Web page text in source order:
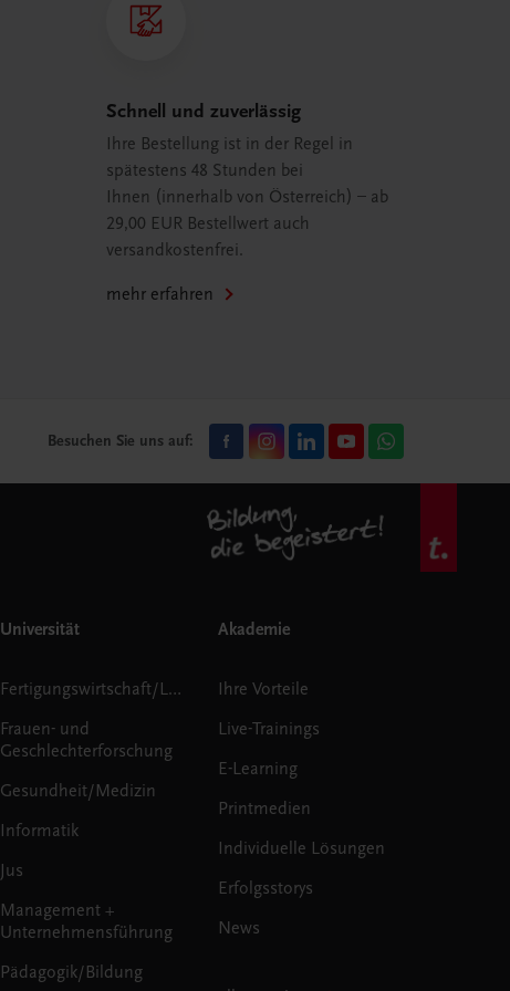
Schnell und zuverlässig
Ihre Bestellung ist in der Regel in
spätestens 48 Stunden bei
Ihnen (innerhalb von Österreich) – ab
29,00 EUR Bestellwert auch
versandkostenfrei.
mehr erfahren
Besuchen Sie uns auf:
Universität
Fertigungswirtschaft/Logistik
Frauen- und
Geschlechterforschung
Gesundheit/Medizin
Informatik
Jus
Management +
Unternehmensführung
Pädagogik/Bildung
Akademie
Ihre Vorteile
Live-Trainings
E-Learning
Printmedien
Individuelle Lösungen
Erfolgsstorys
News